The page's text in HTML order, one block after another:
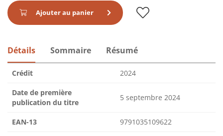
Ajouter au panier
Détails Sommaire Résumé
Crédit 2024
Date de première
publication du titre
5 septembre 2024
EAN-13 9791035109622